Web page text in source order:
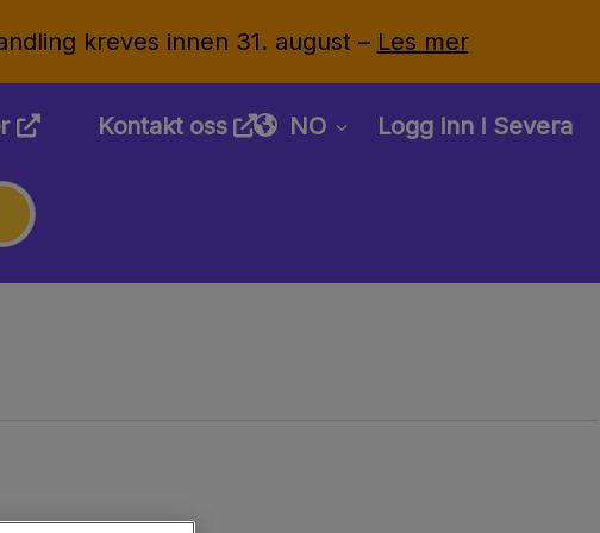
kreves innen 31. august – Les mer
Kontakt oss NO Logg inn i Severa